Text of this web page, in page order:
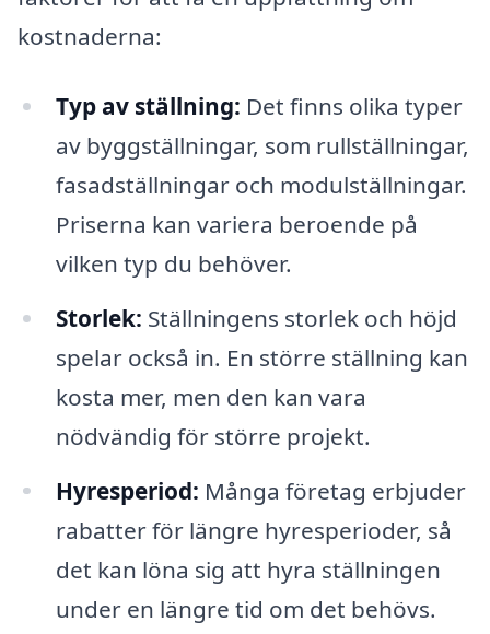
kostnaderna:
Typ av ställning: Det finns olika typer
av byggställningar, som rullställningar,
fasadställningar och modulställningar.
Priserna kan variera beroende på
vilken typ du behöver.
Storlek: Ställningens storlek och höjd
spelar också in. En större ställning kan
kosta mer, men den kan vara
nödvändig för större projekt.
Hyresperiod: Många företag erbjuder
rabatter för längre hyresperioder, så
det kan löna sig att hyra ställningen
under en längre tid om det behövs.